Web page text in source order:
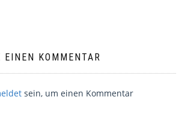
KOMMENTAR
sein, um einen Kommentar